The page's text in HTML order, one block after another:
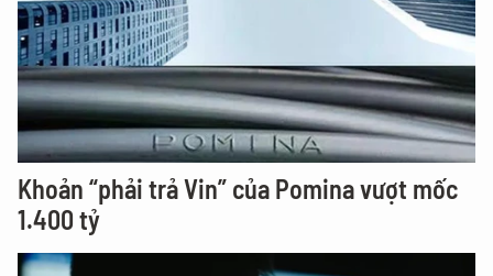
Khoản “phải trả Vin” của Pomina vượt mốc
1.400 tỷ